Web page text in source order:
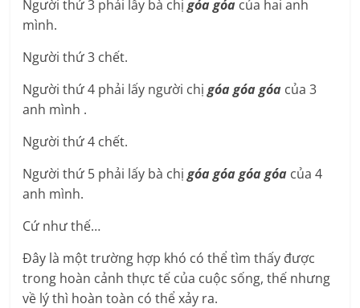
Người thứ 3 phải lấy bà chịgóa góa của hai anh
mình.
Người thứ 3 chết.
Người thứ 4 phải lấy người chịgóa góa góa của 3
anh mình .
Người thứ 4 chết.
Người thứ 5 phải lấy bà chịgóa góa góa góa của 4
anh mình.
Cứ như thế…
Đây là một trường hợp khó có thể tìm thấy được
trong hoàn cảnh thực tế của cuộc sống, thế nhưng
về lý thì hoàn toàn có thể xảy ra.